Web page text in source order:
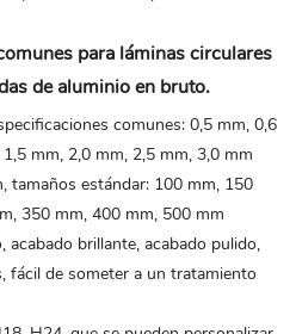
para láminas circulares
de aluminio en bruto.
comunes: 0,5 mm, 0,6
mm, 2,0 mm, 2,5 mm, 3,0 mm
tamaños estándar: 100 mm, 150
350 mm, 400 mm, 500 mm
acabado brillante, acabado pulido,
fácil de someter a un tratamiento